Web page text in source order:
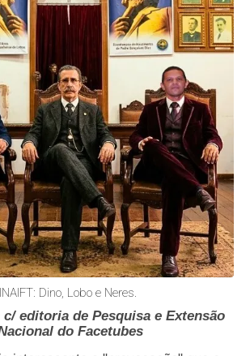
Dino, Lobo e Neres.
editoria de Pesquisa e Extensão
do Facetubes